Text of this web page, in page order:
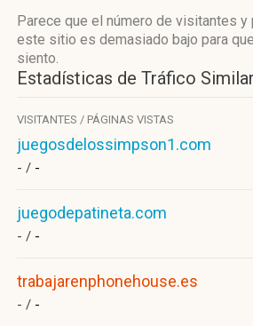
Parece que el número de visitantes y
este sitio es demasiado bajo para
siento.
Estadísticas de Tráfico
VISITANTES / PÁGINAS VISTAS
juegosdelossimpson1.com
- / -
juegodepatineta.com
- / -
trabajarenphonehouse.es
- / -